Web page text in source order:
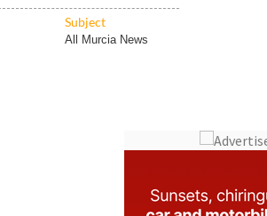
Subject
All Murcia News